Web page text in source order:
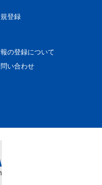
登録
の登録について
い合わせ